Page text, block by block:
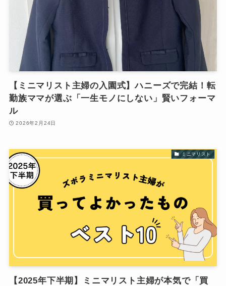
【ミニマリスト主婦の入園式】ハニーズで完結！転
勤族ママが選ぶ「一生モノにしない」賢いフォーマ
ル
2026年2月24日
ミニマリスト
【2025年下半期】ミニマリスト主婦が本気で「買